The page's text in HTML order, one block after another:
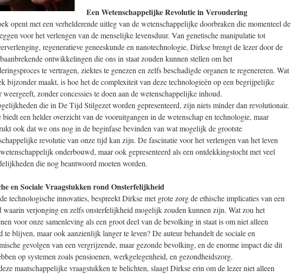
Een Wetenschappelijke Revolutie in Veroudering
opent met een verhelderende uitleg van de wetenschappelijke doorbraken die momenteel de
voor het verlengen van de menselijke levensduur. Van genetische manipulatie tot
regeneratieve geneeskunde en nanotechnologie, Dirkse brengt de lezer door de
ontwikkelingen die ons in staat zouden kunnen stellen om het
te vertragen, ziektes te genezen en zelfs beschadigde organen te regenereren. Wat
bijzonder maakt, is hoe het de complexiteit van deze technologieën op een begrijpelijke
weergeeft, zonder concessies te doen aan de wetenschappelijke inhoud.
die in De Tijd Stilgezet worden gepresenteerd, zijn niets minder dan revolutionair.
een helder overzicht van de vooruitgangen in de wetenschap en technologie, maar
ook dat we ons nog in de beginfase bevinden van wat mogelijk de grootste
revolutie van onze tijd kan zijn. De fascinatie voor het verlengen van het leven
onderbouwd, maar ook gepresenteerd als een ontdekkingstocht met veel
die nog beantwoord moeten worden.
en Sociale Vraagstukken rond Onsterfelijkheid
technologische innovaties, bespreekt Dirkse met grote zorg de ethische implicaties van een
waarin verjonging en zelfs onsterfelijkheid mogelijk zouden kunnen zijn. Wat zou het
voor onze samenleving als een groot deel van de bevolking in staat is om niet alleen
te blijven, maar ook aanzienlijk langer te leven? De auteur behandelt de sociale en
gevolgen van een vergrijzende, maar gezonde bevolking, en de enorme impact die dit
op systemen zoals pensioenen, werkgelegenheid, en gezondheidszorg.
maatschappelijke vraagstukken te belichten, slaagt Dirkse erin om de lezer niet alleen